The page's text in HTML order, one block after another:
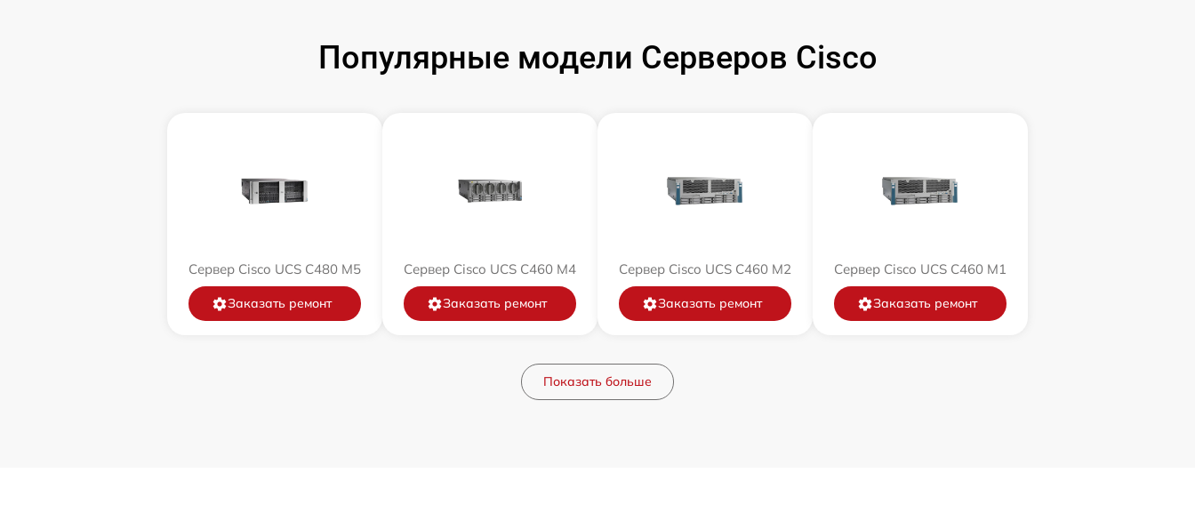
Популярные модели Серверов Cisco
Сервер Cisco UCS C480 M5
Заказать ремонт
Сервер Cisco UCS C460 M4
Заказать ремонт
Сервер Cisco UCS C460 M2
Заказать ремонт
Сервер Cisco UCS C460 M1
Заказать ремонт
Показать больше